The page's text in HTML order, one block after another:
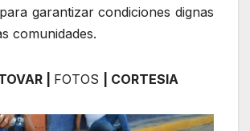
garantizar condiciones dignas
comunidades.
| FOTOS | CORTESIA